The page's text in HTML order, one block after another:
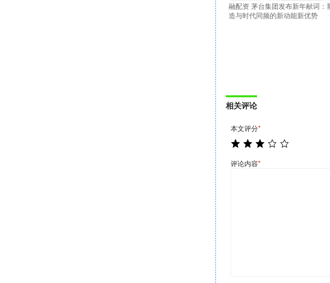
融配资 茅台集团发布新年献词：
造与时代同频的新动能新优势
相关评论
本文评分*
评论内容*